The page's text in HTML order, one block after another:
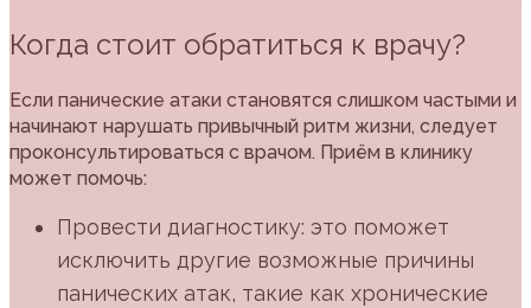
Когда стоит обратиться к врачу?
Если панические атаки становятся слишком частыми и
начинают нарушать привычный ритм жизни, следует
проконсультироваться с врачом. Приём в клинику
может помочь:
Провести диагностику: это поможет
исключить другие возможные причины
панических атак, такие как хронические